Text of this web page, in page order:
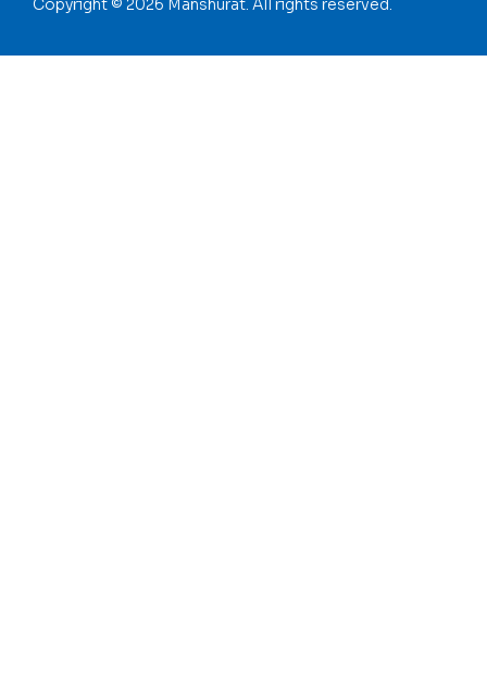
Copyright © 2026 Manshurat. All rights reserved.